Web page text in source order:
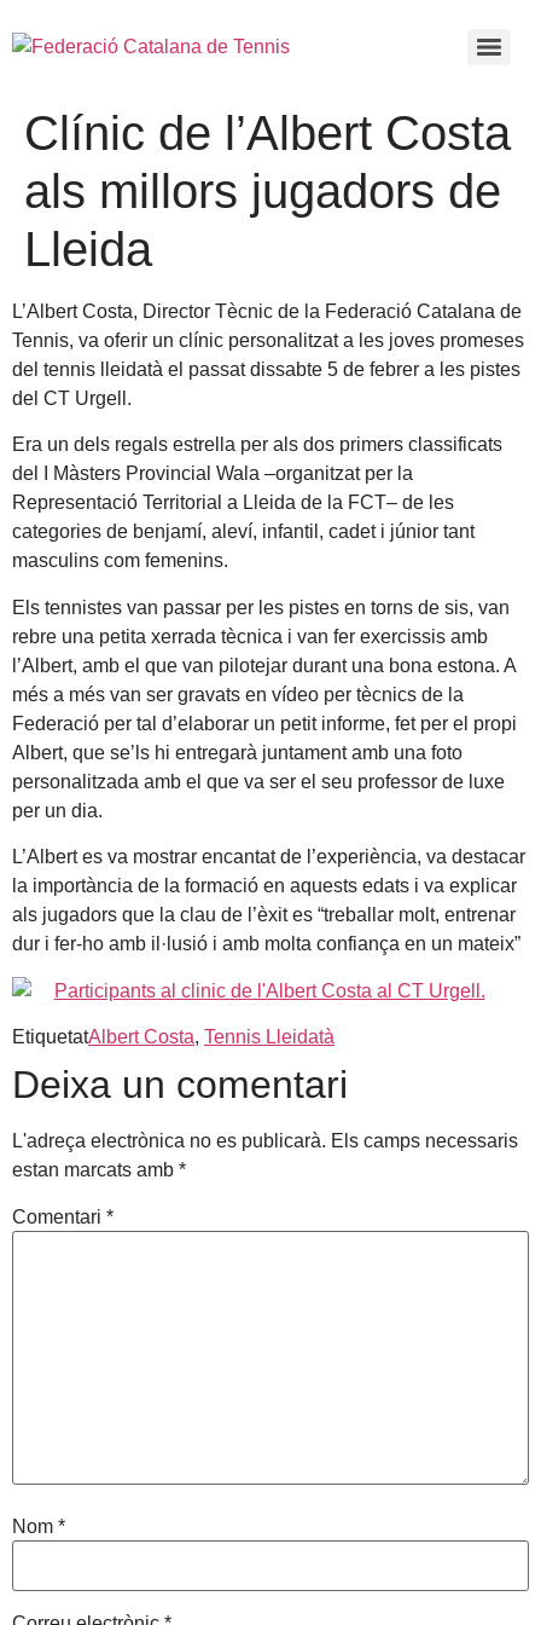
Clínic de l’Albert Costa
als millors jugadors de
Lleida
L’Albert Costa, Director Tècnic de la Federació Catalana de
Tennis, va oferir un clínic personalitzat a les joves promeses
del tennis lleidatà el passat dissabte 5 de febrer a les pistes
del CT Urgell.
Era un dels regals estrella per als dos primers classificats
del I Màsters Provincial Wala –organitzat per la
Representació Territorial a Lleida de la FCT– de les
categories de benjamí, aleví, infantil, cadet i júnior tant
masculins com femenins.
Els tennistes van passar per les pistes en torns de sis, van
rebre una petita xerrada tècnica i van fer exercissis amb
l’Albert, amb el que van pilotejar durant una bona estona. A
més a més van ser gravats en vídeo per tècnics de la
Federació per tal d’elaborar un petit informe, fet per el propi
Albert, que se’ls hi entregarà juntament amb una foto
personalitzada amb el que va ser el seu professor de luxe
per un dia.
L’Albert es va mostrar encantat de l’experiència, va destacar
la importància de la formació en aquests edats i va explicar
als jugadors que la clau de l’èxit es “treballar molt, entrenar
dur i fer-ho amb il·lusió i amb molta confiança en un mateix”
EtiquetatAlbert Costa, Tennis Lleidatà
Deixa un comentari
L'adreça electrònica no es publicarà. Els camps necessaris
estan marcats amb *
Comentari *
Nom *